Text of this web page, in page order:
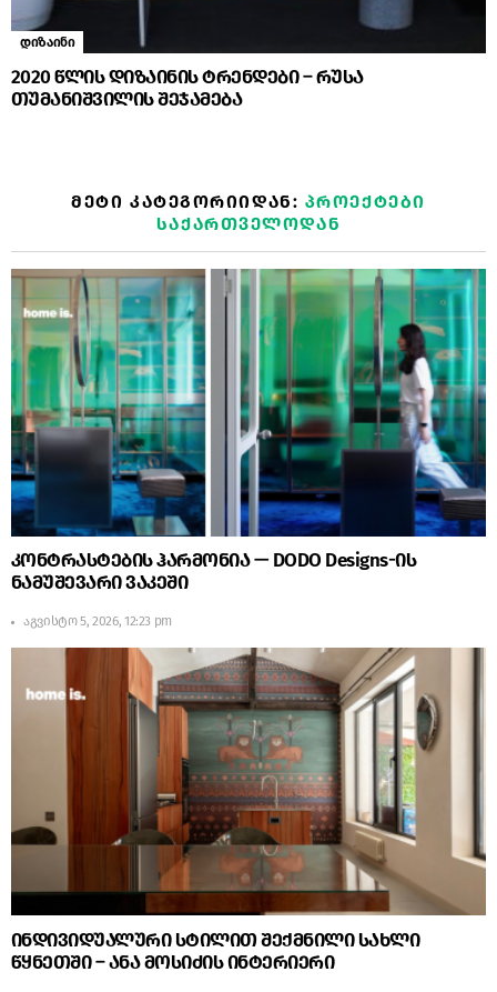
დიზაინი
2020 წლის დიზაინის ტრენდები – რუსა
თუმანიშვილის შეჯამება
ᲛᲔᲢᲘ ᲙᲐᲢᲔᲒᲝᲠᲘᲘᲓᲐᲜ: ᲞᲠᲝᲔᲥᲢᲔᲑᲘ
ᲡᲐᲥᲐᲠᲗᲕᲔᲚᲝᲓᲐᲜ
კონტრასტების ჰარმონია — DODO Designs-ის
ნამუშევარი ვაკეში
აგვისტო 5, 2026, 12:23 pm
ინდივიდუალური სტილით შექმნილი სახლი
წყნეთში – ანა მოსიძის ინტერიერი